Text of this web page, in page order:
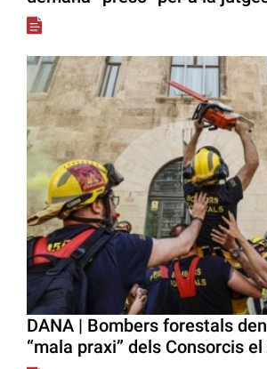
DANA | Bombers forestals
“mala praxi” dels Consorcis el